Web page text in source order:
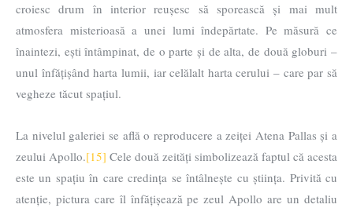
croiesc drum în interior reușesc să sporească și mai mult
atmosfera misterioasă a unei lumi îndepărtate. Pe măsură ce
înaintezi, ești întâmpinat, de o parte și de alta, de două globuri –
unul înfățișând harta lumii, iar celălalt harta cerului – care par să
vegheze tăcut spațiul.
La nivelul galeriei se află o reproducere a zeiței Atena Pallas și a
zeului Apollo.[15] Cele două zeități simbolizează faptul că acesta
este un spațiu în care credința se întâlnește cu știința. Privită cu
atenție, pictura care îl înfățișează pe zeul Apollo are un detaliu